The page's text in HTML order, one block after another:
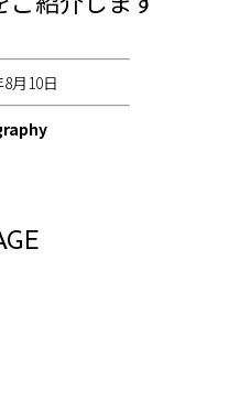
ご紹介します
月10日